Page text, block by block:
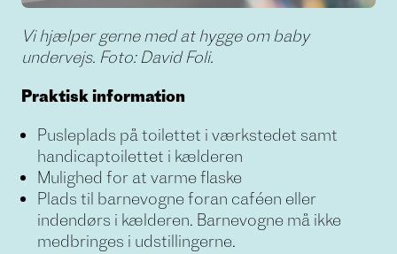
Vi hjælper gerne med at hygge om baby
undervejs. Foto: David Foli.
Praktisk information
Pusleplads på toilettet i værkstedet samt
handicaptoilettet i kælderen
Mulighed for at varme flaske
Plads til barnevogne foran caféen eller
indendørs i kælderen. Barnevogne må ikke
medbringes i udstillingerne.